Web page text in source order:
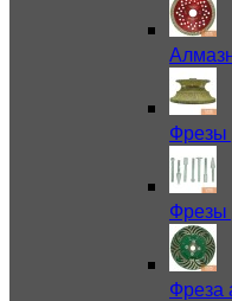
Фрезы
Фрезы
Фреза